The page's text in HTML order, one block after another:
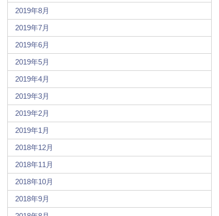
2019年8月
2019年7月
2019年6月
2019年5月
2019年4月
2019年3月
2019年2月
2019年1月
2018年12月
2018年11月
2018年10月
2018年9月